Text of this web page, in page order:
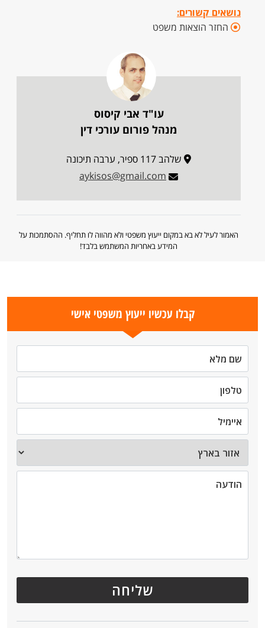
נושאים קשורים:
החזר הוצאות משפט
עו"ד אבי קיסוס
מנהל פורום עורכי דין
שלהב 117 ספיר, ערבה תיכונה
aykisos@gmail.com
האמור לעיל לא בא במקום ייעוץ משפטי ולא מהווה לו תחליף. ההסתמכות על
המידע באחריות המשתמש בלבד!
קבלו עכשיו ייעוץ משפטי אישי